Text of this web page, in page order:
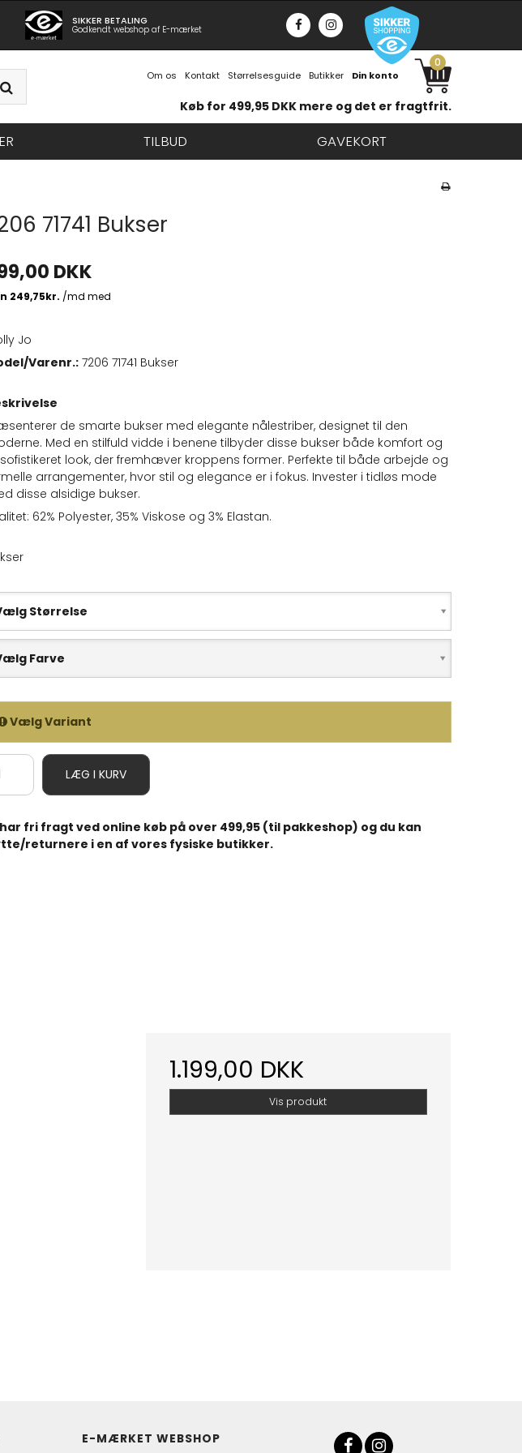
SIKKER BETALING
Godkendt webshop af E-mærket
Om os Kontakt Størrelsesguide Butikker Din konto
0
Køb for 499,95 DKK mere og det er fragtfrit.
TILBUD GAVEKORT
71741 Bukser
DKK
Jo
Varenr.: 7206 71741 Bukser
de smarte bukser med elegante nålestriber, designet til den
Med en stilfuld vidde i benene tilbyder disse bukser både komfort og
look, der fremhæver kroppens former. Perfekte til både arbejde og
arrangementer, hvor stil og elegance er i fokus. Invester i tidløs mode
disse alsidige bukser.
62% Polyester, 35% Viskose og 3% Elastan.
Størrelse
Farve
Vælg Variant
LÆG I KURV
fri fragt ved online køb på over 499,95 (til pakkeshop) og du kan
returnere i en af vores fysiske butikker.
1.199,00 DKK
Vis produkt
E-MÆRKET WEBSHOP